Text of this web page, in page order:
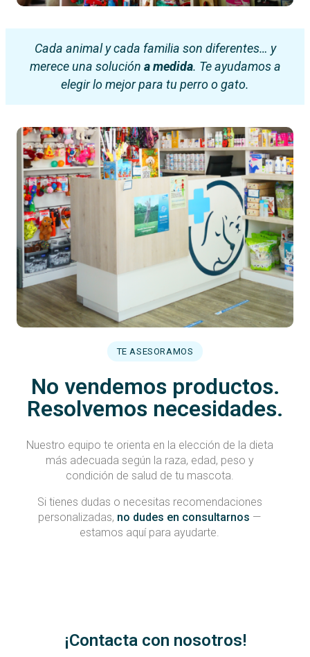
Cada animal y cada familia son diferentes… y
merece una solución a medida. Te ayudamos a
elegir lo mejor para tu perro o gato.
TE ASESORAMOS
No vendemos productos.
Resolvemos necesidades.
Nuestro equipo te orienta en la elección de la dieta
más adecuada según la raza, edad, peso y
condición de salud de tu mascota.
Si tienes dudas o necesitas recomendaciones
personalizadas, no dudes en consultarnos —
estamos aquí para ayudarte.
¡Contacta con nosotros!